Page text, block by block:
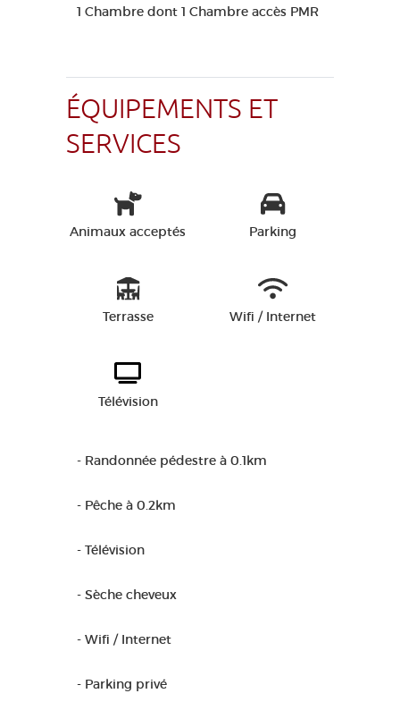
1 Chambre dont 1 Chambre accès PMR
ÉQUIPEMENTS ET
SERVICES
Animaux acceptés Parking
Terrasse Wifi / Internet
Télévision
- Randonnée pédestre à 0.1km
- Pêche à 0.2km
- Télévision
- Sèche cheveux
- Wifi / Internet
- Parking privé